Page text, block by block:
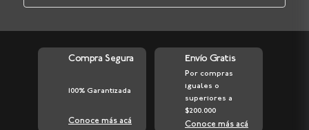
Compra Segura
100% Garantizada
Conoce más acá
Envío Gratis
Por compras
iguales o
superiores a
$200.000
Conoce más acá